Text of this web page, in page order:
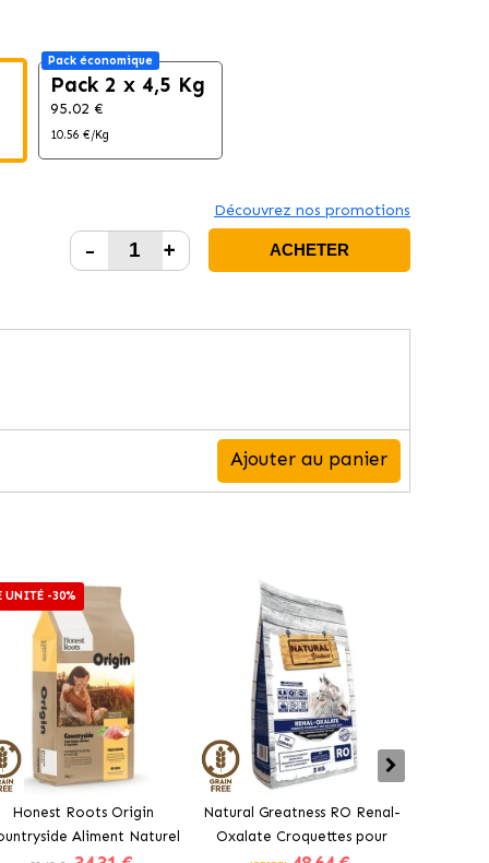
Pack économique
Pack 2 x 4,5 Kg
95.02 €
10.56 €/Kg
Découvrez nos promotions
- + ACHETER
Ajouter au panier
UNITÉ -30%
Honest Roots Origin
Aliment Naturel
Natural Greatness RO Renal-
Oxalate Croquettes pour